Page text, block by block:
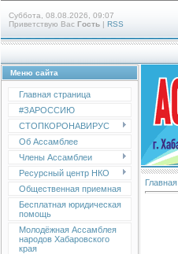
Суббота, 08.08.2026, 09:07
Приветствую Вас Гость | RSS
Меню сайта
Главная страница
#ЗАРОССИЮ
СТОПКОРОНАВИРУС
Об Ассамблее
Члены Ассамблеи
Ресурсный центр НКО
Общественная приемная
Бесплатная юридическая
помощь
Молодёжная Ассамблея
народов Хабаровского
края
Главная